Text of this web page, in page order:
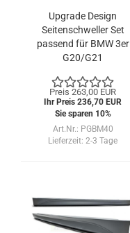
Upgrade Design
Seitenschweller Set
passend für BMW 3er
G20/G21
Preis 263,00 EUR
Ihr Preis 236,70 EUR
Sie sparen 10%
Art.Nr.: PGBM40
Lieferzeit: 2-3 Tage